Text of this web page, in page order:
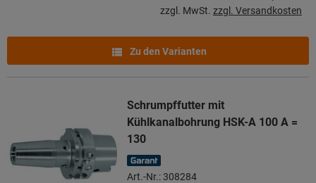
zzgl. MwSt. zzgl. Versandkosten
Zu den Varianten
Schrumpffutter mit
Kühlkanalbohrung HSK-A 100 A =
130
Art.-Nr.: 308284